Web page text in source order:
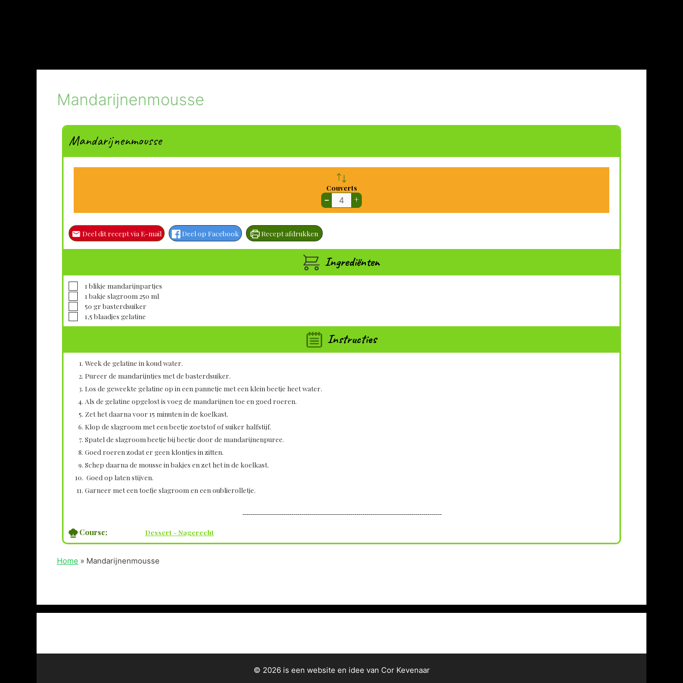
Mandarijnenmousse
Mandarijnenmousse
Couverts
– +
Deel dit recept via E-mail Deel op Facebook Recept afdrukken
Ingrediënten
▢1 blikje mandarijnpartjes
▢1 bakje slagroom 250 ml
▢
50 gr basterdsuiker
▢1,5 blaadjes gelatine
Instructies
Week de gelatine in koud water.
Pureer de mandarijntjes met de basterdsuiker.
Los de geweekte gelatine op in een pannetje met een klein beetje heet water.
Als de gelatine opgelost is voeg de mandarijnen toe en goed roeren.
Zet het daarna voor 15 minuten in de koelkast.
Klop de slagroom met een beetje zoetstof of suiker halfstijf.
Spatel de slagroom beetje bij beetje door de mandarijnenpuree.
Goed roeren zodat er geen klontjes in zitten.
Schep daarna de mousse in bakjes en zet het in de koelkast.
Goed op laten stijven.
Garneer met een toefje slagroom en een oublierolletje.
--------------------------------------------------------------------------------------------------
Course; Dessert - Nagerecht
Home » Mandarijnenmousse
© 2026 is een website en idee van Cor Kevenaar